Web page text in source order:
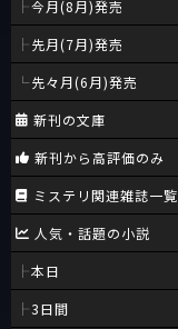
今月(8月)発売
先月(7月)発売
先々月(6月)発売
新刊の文庫
新刊から高評価のみ
ミステリ関連雑誌一覧
人気・話題の小説
本日
3日間